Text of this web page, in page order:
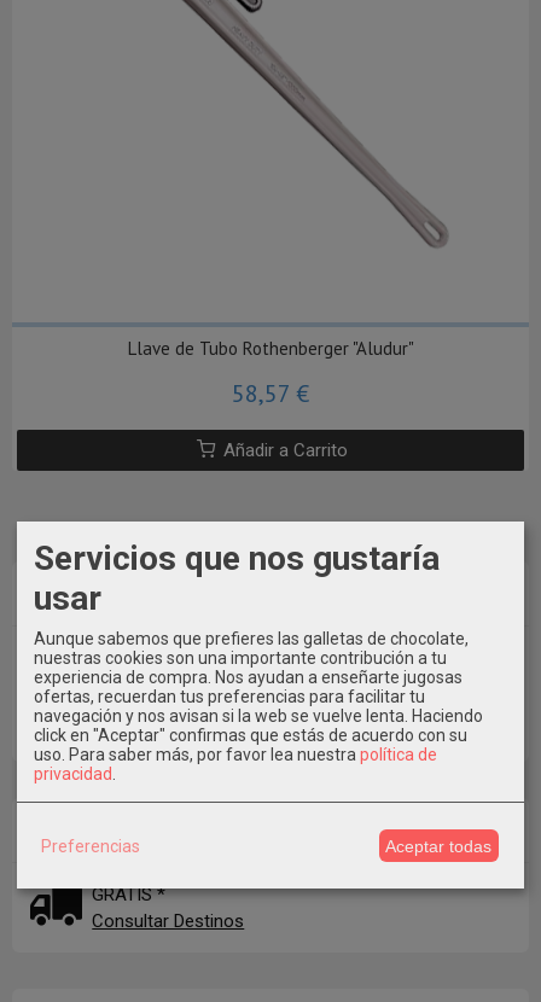
Marcas
GRATIS *
Consultar Destinos
Llave de Tubo Rothenberger "Aludur"
58,57 €
Añadir a Carrito
Servicios que nos gustaría
usar
Aunque sabemos que prefieres las galletas de chocolate,
nuestras cookies son una importante contribución a tu
experiencia de compra. Nos ayudan a enseñarte jugosas
ofertas, recuerdan tus preferencias para facilitar tu
navegación y nos avisan si la web se vuelve lenta. Haciendo
click en "Aceptar" confirmas que estás de acuerdo con su
uso. Para saber más, por favor lea nuestra política de
privacidad
Preferencias Aceptar todas